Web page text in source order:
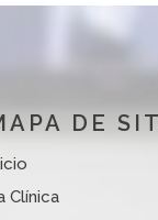
DE
Clínica